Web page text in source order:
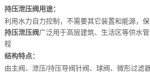
持压泄压阀用途：
利用水力自力控制，不需要其它装置和能源，保
持压泄压阀广泛用于高层建筑、生活区等供水
程
结构特点：
由主阀、泄压/持压导阀针阀、球阀、微形过滤